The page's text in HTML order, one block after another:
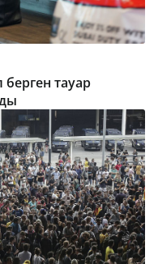
берген тауар